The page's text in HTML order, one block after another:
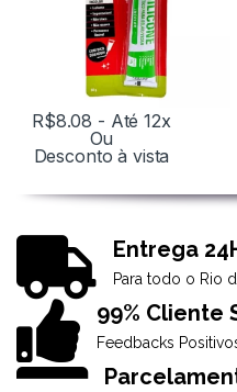
R$8.08 - Até 12x
Ou
Desconto à vista
Entrega
Para todo o Rio
99% Cliente
Feedbacks